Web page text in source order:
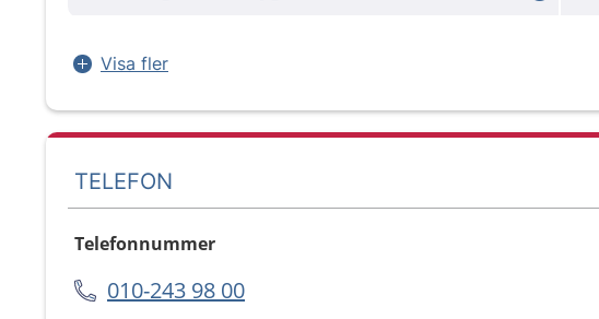
Visa fler
TELEFON
Telefonnummer
010-243 98 00